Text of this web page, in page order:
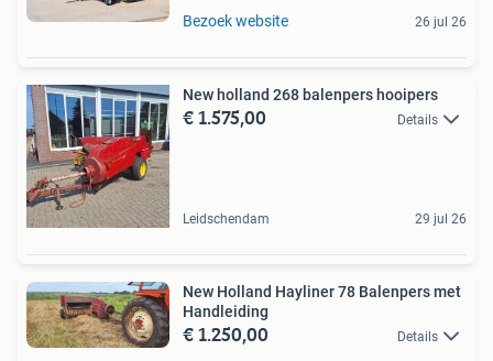
Bezoek website 26 jul 26
New holland 268 balenpers hooipers
€ 1.575,00 Details
Leidschendam 29 jul 26
New Holland Hayliner 78 Balenpers met
Handleiding
€ 1.250,00 Details